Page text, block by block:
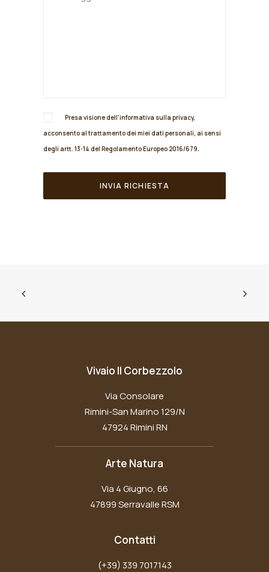
Presa visione dell'informativa sulla privacy,
acconsento al trattamento dei miei dati personali, ai sensi
degli artt. 13-14 del Regolamento Europeo 2016/679.
Vivaio Il Corbezzolo
Via Consolare
Rimini-San Marino 129/N
47924 Rimini RN
Arte Natura
Via 4 Giugno, 66
47899 Serravalle RSM
Contatti
(+39) 339 7017143